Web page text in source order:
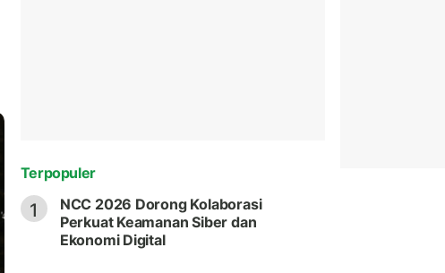
Terpopuler
1
NCC 2026 Dorong Kolaborasi
Perkuat Keamanan Siber dan
Ekonomi Digital